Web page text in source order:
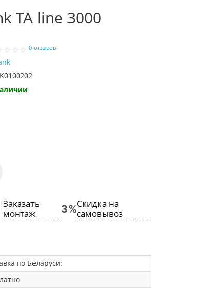
TA line 3000
0 отзывов
Заказать
монтаж
Скидка на
самовывоз
по Беларуси: